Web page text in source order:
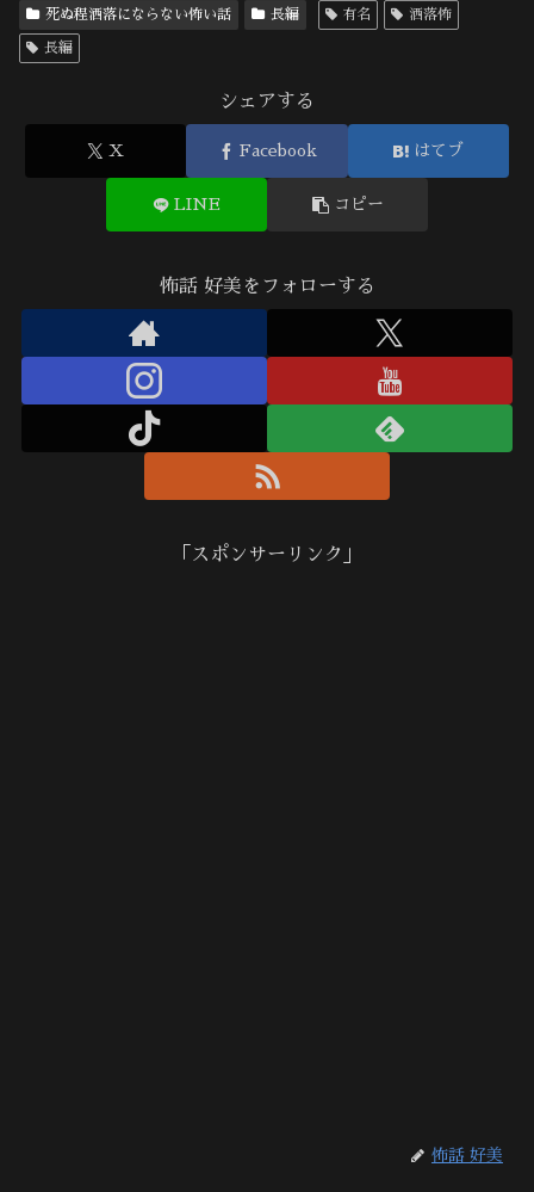
死ぬ程洒落にならない怖い話 長編 有名 洒落怖
長編
シェアする
X Facebook はてブ
LINE コピー
怖話 好美をフォローする
「スポンサーリンク」
怖話 好美